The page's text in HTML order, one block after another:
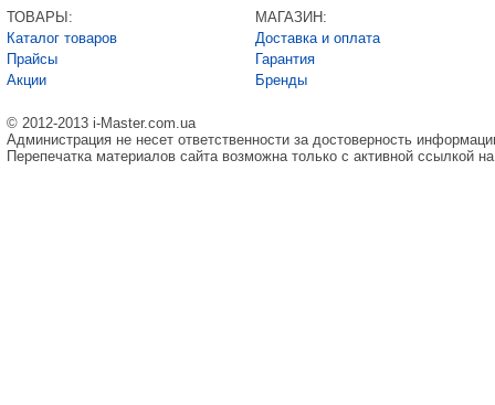
ТОВАРЫ:
Каталог товаров
Прайсы
Акции
МАГАЗИН:
Доставка и оплата
Гарантия
Бренды
© 2012-2013 i-Master.com.ua
Администрация не несет ответственности за достоверность
Перепечатка материалов сайта возможна только с активной ссылкой